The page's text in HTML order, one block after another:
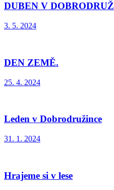
DUBEN V
3. 5. 2024
DEN ZEMĚ.
25. 4. 2024
Leden v Dobrodružince
31. 1. 2024
Hrajeme si v lese